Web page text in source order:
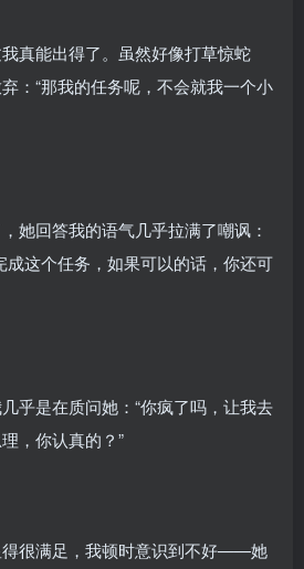
真能出得了。虽然好像打草惊蛇
：“那我的任务呢，不会就我一个小
她回答我的语气几乎拉满了嘲讽：
成这个任务，如果可以的话，你还可
乎是在质问她：“你疯了吗，让我去
，你认真的？”
得很满足，我顿时意识到不好——她